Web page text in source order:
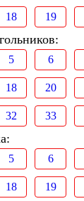
18 19
5 6
18 20
32 33
5 6
18 19